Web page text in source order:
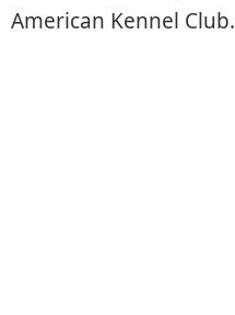
American Kennel Club.